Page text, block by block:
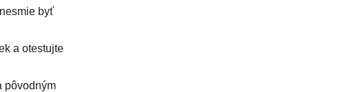
byť
a otestujte
pôvodným